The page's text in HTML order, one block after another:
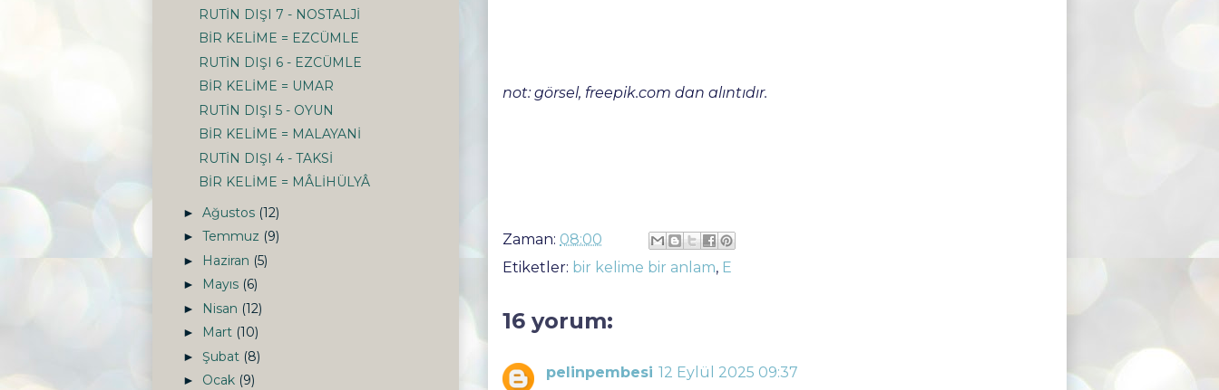
not: görsel, freepik.com dan alıntıdır.
Zaman: 08:00
Etiketler: bir kelime bir anlam, E
16 yorum:
pelinpembesi 12 Eylül 2025 09:37
RUTİN DIŞI 7 - NOSTALJİ
BİR KELİME = EZCÜMLE
RUTİN DIŞI 6 - EZCÜMLE
BİR KELİME = UMAR
RUTİN DIŞI 5 - OYUN
BİR KELİME = MALAYANİ
RUTİN DIŞI 4 - TAKSİ
BİR KELİME = MÂLİHÜLYÂ
► Ağustos (12)
► Temmuz (9)
► Haziran (5)
► Mayıs (6)
► Nisan (12)
► Mart (10)
► Şubat (8)
► Ocak (9)